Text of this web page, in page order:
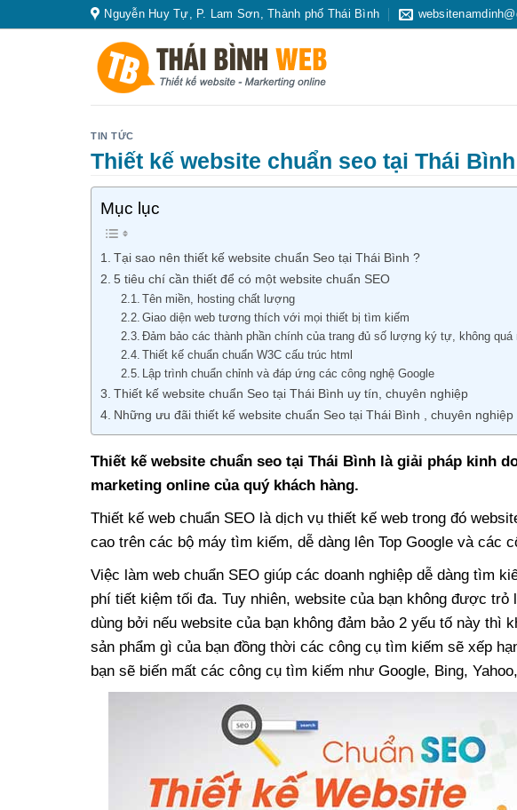
to
Nguyễn Huy Tự, P. Lam Sơn, Thành phố Thái Bình
TIN TỨC
Thiết kế website chuẩn seo tại Thái Bình
Mục lục
Tại sao nên thiết kế website chuẩn Seo tại Thái Bình ?
5 tiêu chí cần thiết để có một website chuẩn SEO
Tên miền, hosting chất lượng
Giao diện web tương thích với mọi thiết bị tìm kiếm
Đảm bảo các thành phần chính của trang đủ số lượng ký tự, không quá
Thiết kế chuẩn chuẩn W3C cấu trúc html
Lập trình chuẩn chỉnh và đáp ứng các công nghệ Google
Thiết kế website chuẩn Seo tại Thái Bình uy tín, chuyên nghiệp
Những ưu đãi thiết kế website chuẩn Seo tại Thái Bình , chuyên nghiệp
Thiết kế website chuẩn seo tại Thái Bình là giải pháp kinh
marketing online của quý khách hàng.
Thiết kế web chuẩn SEO là dịch vụ thiết kế web trong đó
cao trên các bộ máy tìm kiếm, dễ dàng lên Top Google và các
Việc làm web chuẩn SEO giúp các doanh nghiệp dễ dàng tìm
phí tiết kiệm tối đa. Tuy nhiên, website của bạn không được
dùng bởi nếu website của bạn không đảm bảo 2 yếu tố này thì
sản phẩm gì của bạn đồng thời các công cụ tìm kiếm sẽ xếp
bạn sẽ biến mất các công cụ tìm kiếm như Google, Bing,